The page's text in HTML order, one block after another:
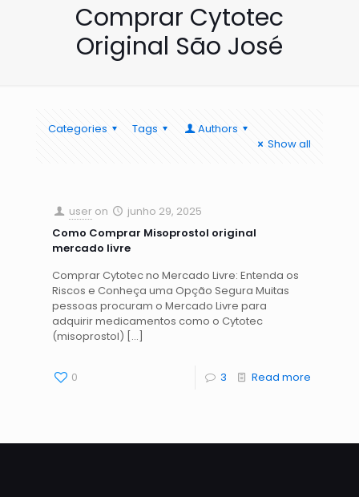
Comprar Cytotec
Original São José
Categories Tags
Authors
Show all
user on
junho 29, 2025
Como Comprar Misoprostol original
mercado livre
Comprar Cytotec no Mercado Livre: Entenda os
Riscos e Conheça uma Opção Segura Muitas
pessoas procuram o Mercado Livre para
adquirir medicamentos como o Cytotec
(misoprostol) […]
0 3 Read more